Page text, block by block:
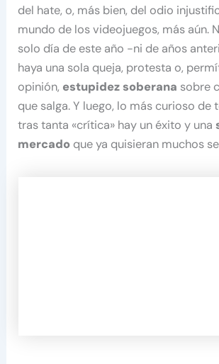
del hate, o, más bien, del odio
mundo de los videojuegos, más aún.
solo día de este año -ni de años
haya una sola queja, protesta o,
opinión, estupidez soberana sobre
que salga. Y luego, lo más curioso de
tras tanta «crítica» hay un éxito y una
mercado que ya quisieran muchos